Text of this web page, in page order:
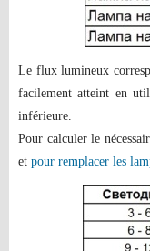
Le flux lumineux
facilement atteint en
inférieure.
Pour calculer le
et pour remplacer les